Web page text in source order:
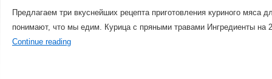
Предлагаем три вкуснейших рецепта приготовления куриного
понимают, что мы едим. Курица с пряными травами Ингредиенты
Continue reading